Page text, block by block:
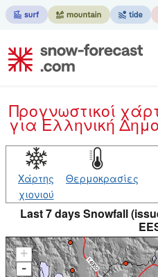
Προγνωστικοί
για Ελληνική
Χάρτης
χιονιού
Θερμοκρασίες
Last 7 days Snowfall
+
-